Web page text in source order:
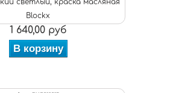
светлый, краска масляная
Blockx
1 640,00 руб
В корзину